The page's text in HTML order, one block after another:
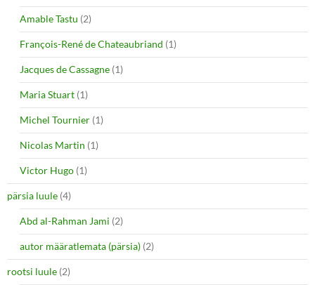
Amable Tastu (2)
François-René de Chateaubriand (1)
Jacques de Cassagne (1)
Maria Stuart (1)
Michel Tournier (1)
Nicolas Martin (1)
Victor Hugo (1)
pärsia luule (4)
Abd al-Rahman Jami (2)
autor määratlemata (pärsia) (2)
rootsi luule (2)